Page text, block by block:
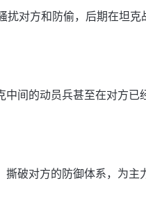
扰对方和防偷，后期在坦克
间的动员兵甚至在对方已
破对方的防御体系，为主